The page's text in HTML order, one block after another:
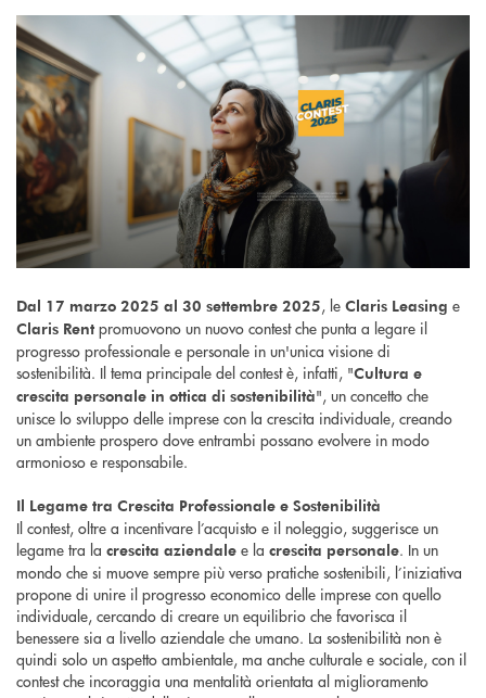
Dal 17 marzo 2025 al 30 settembre 2025, le Claris Leasing e
Claris Rent promuovono un nuovo contest che punta a legare il
progresso professionale e personale in un'unica visione di
sostenibilità. Il tema principale del contest è, infatti, "Cultura e
crescita personale in ottica di sostenibilità", un concetto che
unisce lo sviluppo delle imprese con la crescita individuale, creando
un ambiente prospero dove entrambi possano evolvere in modo
armonioso e responsabile.
Il Legame tra Crescita Professionale e Sostenibilità
Il contest, oltre a incentivare l’acquisto e il noleggio, suggerisce un
legame tra la crescita aziendale e la crescita personale. In un
mondo che si muove sempre più verso pratiche sostenibili, l’iniziativa
propone di unire il progresso economico delle imprese con quello
individuale, cercando di creare un equilibrio che favorisca il
benessere sia a livello aziendale che umano. La sostenibilità non è
quindi solo un aspetto ambientale, ma anche culturale e sociale, con il
contest che incoraggia una mentalità orientata al miglioramento